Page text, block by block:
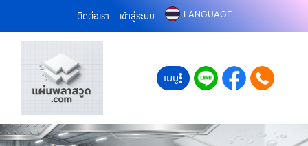
ติดต่อเรา เข้าสู่ระบบ LANGUAGE
เมนู